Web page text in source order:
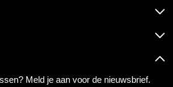
Meld je aan voor de nieuwsbrief.